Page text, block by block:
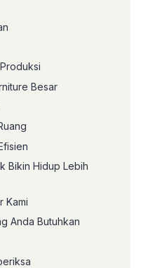
Besar
Bikin Hidup Lebih
Kami
Anda Butuhkan